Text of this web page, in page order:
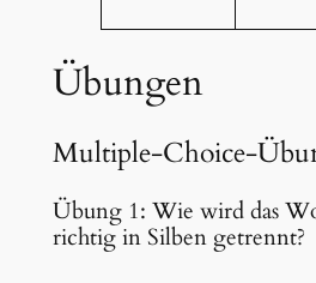
Übungen
Multiple-Choice-
Übung 1: Wie wird das
richtig in Silben getrennt?